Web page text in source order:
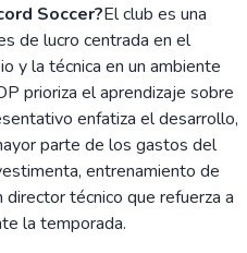
Soccer?El club es una
de lucro centrada en el
y la técnica en un ambiente
prioriza el aprendizaje sobre
enfatiza el desarrollo,
parte de los gastos del
entrenamiento de
técnico que refuerza a
la temporada.